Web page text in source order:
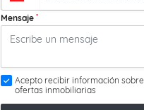
Mensaje *
Acepto recibir información sobre
ofertas inmobiliarias